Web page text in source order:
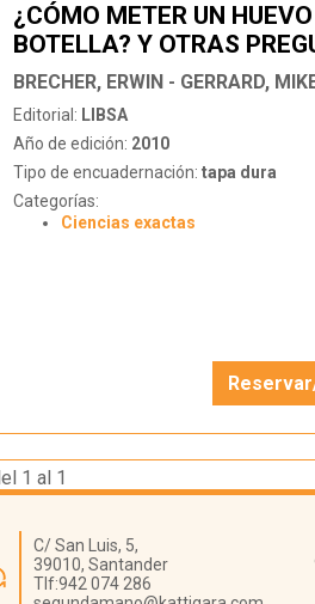
¿CÓMO METER UN
BOTELLA? Y OTRAS
BRECHER, ERWIN - GERRARD,
Editorial: LIBSA
Año de edición: 2010
Tipo de encuadernación: tapa dura
Categorías:
Ciencias exactas
1 al 1
C/ San Luis, 5,
39010, Santander
Tlf:942 074 286